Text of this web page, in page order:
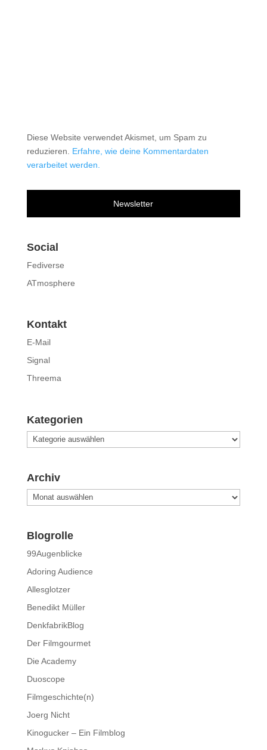
Diese Website verwendet Akismet, um Spam zu
reduzieren. Erfahre, wie deine Kommentardaten
verarbeitet werden.
Newsletter
Social
Fediverse
ATmosphere
Kontakt
E-Mail
Signal
Threema
Kategorien
Kategorien
Archiv
Archiv
Blogrolle
99Augenblicke
Adoring Audience
Allesglotzer
Benedikt Müller
DenkfabrikBlog
Der Filmgourmet
Die Academy
Duoscope
Filmgeschichte(n)
Joerg Nicht
Kinogucker – Ein Filmblog